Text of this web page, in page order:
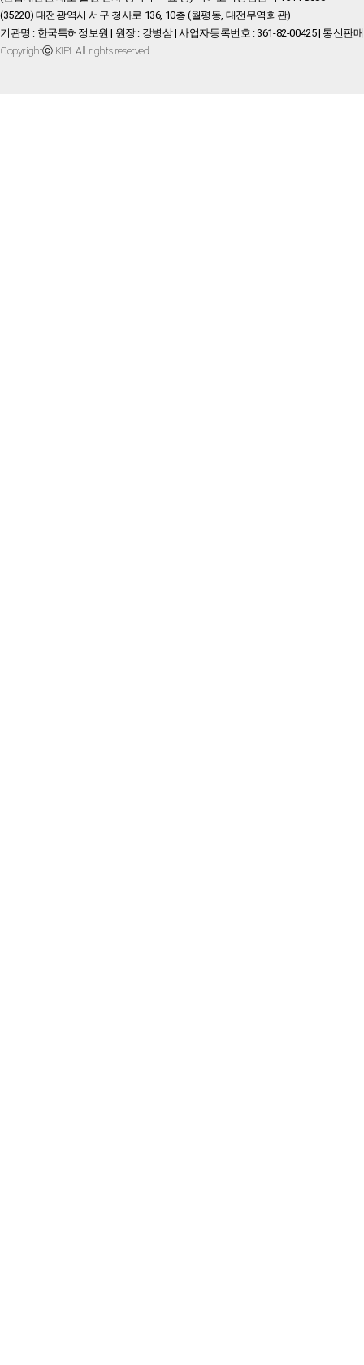
(35220) 대전광역시 서구 청사로 136, 10층 (월평동, 대전무역회관)
기관명 : 한국특허정보원 | 원장 : 강병삼 | 사업자등록번호 : 361-82-00425 | 통신판
Copyrightⓒ KIPI. All rights reserved.